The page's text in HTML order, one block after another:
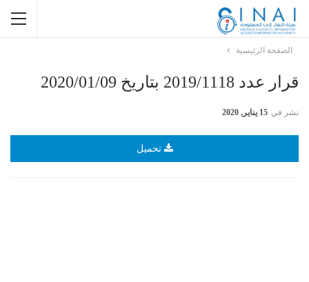
الصفحة الرئيسية
قرار عدد 2019/1118 بتاريخ 2020/01/09
نشر في 15 يناير, 2020
تحميل